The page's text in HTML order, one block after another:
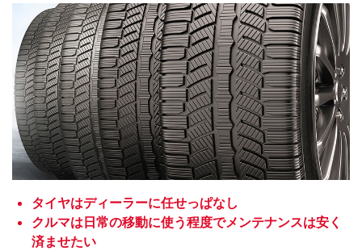
タイヤはディーラーに任せっぱなし
クルマは日常の移動に使う程度でメンテナンスは安く
済ませたい